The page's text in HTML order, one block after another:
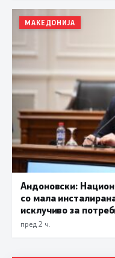
МАКЕДОНИЈА
Андоновски:
со мала
исклучиво за
пред 2 ч.